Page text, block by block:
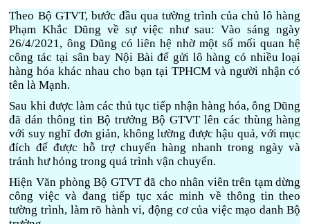
Theo Bộ GTVT, bước đầu qua tường trình của chủ lô hàng
Phạm Khắc Dũng về sự việc như sau: Vào sáng ngày
26/4/2021, ông Dũng có liên hệ nhờ một số mối quan hệ
công tác tại sân bay Nội Bài để gửi lô hàng có nhiều loại
hàng hóa khác nhau cho bạn tại TPHCM và người nhận có
tên là Mạnh.
Sau khi được làm các thủ tục tiếp nhận hàng hóa, ông Dũng
đã dán thông tin Bộ trưởng Bộ GTVT lên các thùng hàng
với suy nghĩ đơn giản, không lường được hậu quả, với mục
đích để được hỗ trợ chuyển hàng nhanh trong ngày và
tránh hư hỏng trong quá trình vận chuyển.
Hiện Văn phòng Bộ GTVT đã cho nhân viên trên tạm dừng
công việc và đang tiếp tục xác minh về thông tin theo
tường trình, làm rõ hành vi, động cơ của việc mạo danh Bộ